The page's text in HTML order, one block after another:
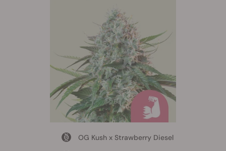
OG Kush x Strawberry Diesel